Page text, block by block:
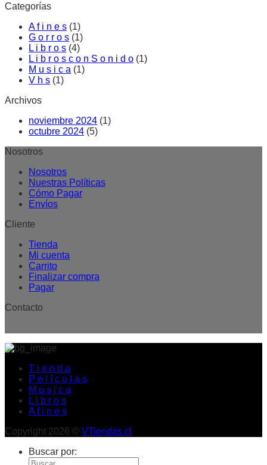
Categorías
A f i n e s (1)
G o r r o s (1)
L i b r o s (4)
L i b r o s c o n S o n i d o (1)
M u s i c a (1)
V h s (1)
Archivos
noviembre 2024 (1)
octubre 2024 (5)
Nosotros
Nosotros
Nuestras Políticas
Cómo Pagar
Envíos
Cliente
Tienda
Mi cuenta
Carrito
Finalizar compra
Pagar
Contacto
T i e n d a
P e l í c u l a s
M u s i c a
L i b r o s
A f i n e s
Copyright 2026 © VTiendas.cl
Buscar por: